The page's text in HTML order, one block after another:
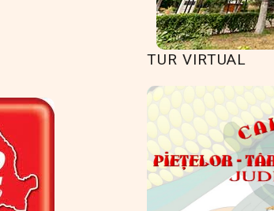
TUR VIRTUAL